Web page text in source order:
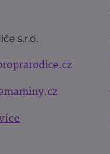
s.r.o.